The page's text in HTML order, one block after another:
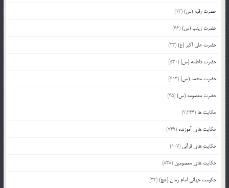
حضرت رقیه (س)(13)
حضرت زینب (س)(66)
حضرت علی اکبر (ع)(23)
حضرت فاطمه (س)(530)
حضرت محمد (ص)(613)
حضرت معصومه (س)(45)
حکایت ها (2,244)
حکایت های آموزنده (749)
حکایت های قرآنی (107)
حکایت های معصومین (838)
حکومت جهانی امام زمان (عج)(24)